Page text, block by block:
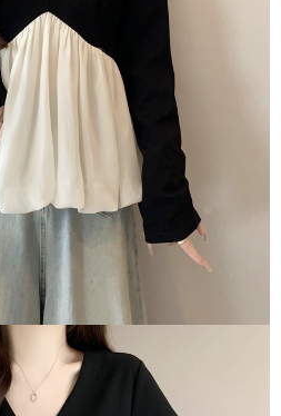
有額度不足之情形，本公司將視審查結果
他人資訊註冊。若發現惡意使用之情形，
該用戶之使用額度並採取法律行動。
上)免運費